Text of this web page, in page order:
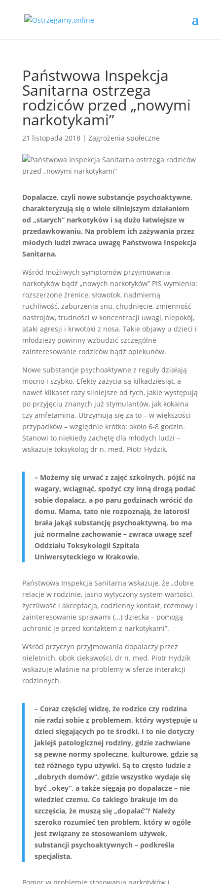
Państwowa Inspekcja
Sanitarna ostrzega
rodziców przed „nowymi
narkotykami”
21 listopada 2018| Zagrożenia społeczne
Dopalacze, czyli nowe substancje psychoaktywne,
charakteryzują się o wiele silniejszym działaniem
od „starych” narkotyków i są dużo łatwiejsze w
przedawkowaniu. Na problem ich zażywania przez
młodych ludzi zwraca uwagę Państwowa Inspekcja
Sanitarna.
Wśród możliwych symptomów przyjmowania
narkotyków bądź „nowych narkotyków” PIS wymienia:
rozszerzone źrenice, słowotok, nadmierną
ruchliwość, zaburzenia snu, chudnięcie, zmienność
nastrojów, trudności w koncentracji uwagi, niepokój,
ataki agresji i krwotoki z nosa. Takie objawy u dzieci i
młodzieży powinny wzbudzić szczególne
zainteresowanie rodziców bądź opiekunów.
Nowe substancje psychoaktywne z reguły działają
mocno i szybko. Efekty zażycia są kilkadziesiąt, a
nawet kilkaset razy silniejsze od tych, jakie występują
po przyjęciu znanych już stymulantów, jak kokaina
czy amfetamina. Utrzymują się za to – w większości
przypadków – względnie krótko: około 6-8 godzin.
Stanowi to niekiedy zachętę dla młodych ludzi –
wskazuje toksykolog dr n. med. Piotr Hydzik.
– Możemy się urwać z zajęć szkolnych, pójść na
wagary, wciągnąć, spożyć czy inną drogą podać
sobie dopalacz, a po paru godzinach wrócić do
domu. Mama, tato nie rozpoznają, że latorośl
brała jakąś substancję psychoaktywną, bo ma
już normalne zachowanie – zwraca uwagę szef
Oddziału Toksykologii Szpitala
Uniwersyteckiego w Krakowie.
Państwowa Inspekcja Sanitarna wskazuje, że „dobre
relacje w rodzinie, jasno wytyczony system wartości,
życzliwość i akceptacja, codzienny kontakt, rozmowy i
zainteresowanie sprawami (…) dziecka – pomogą
uchronić je przed kontaktem z narkotykami”.
Wśród przyczyn przyjmowania dopalaczy przez
nieletnich, obok ciekawości, dr n. med. Piotr Hydzik
wskazuje właśnie na problemy w sferze interakcji
rodzinnych.
– Coraz częściej widzę, że rodzice czy rodzina
nie radzi sobie z problemem, który występuje u
dzieci sięgających po te środki. I to nie dotyczy
jakiejś patologicznej rodziny, gdzie zachwiane
są pewne normy społeczne, kulturowe, gdzie są
też różnego typu używki. Są to często ludzie z
„dobrych domów”, gdzie wszystko wydaje się
być „okey”, a także sięgają po dopalacze – nie
wiedzieć czemu. Co takiego brakuje im do
szczęścia, że muszą się „dopalać”? Należy
szeroko rozumieć ten problem, który w ogóle
jest związany ze stosowaniem używek,
substancji psychoaktywnych – podkreśla
specjalista.